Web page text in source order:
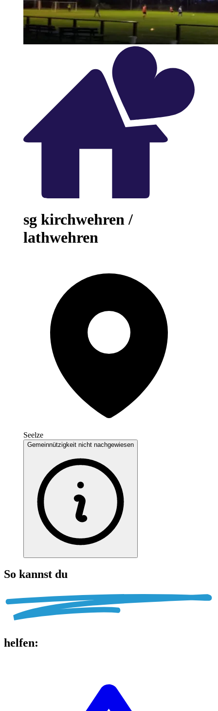
sg kirchwehren /
lathwehren
Seelze
Gemeinnützigkeit nicht nachgewiesen
So kannst du
helfen: